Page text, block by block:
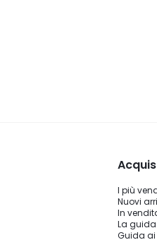
I più
Nuovi
In
La
Guida ai